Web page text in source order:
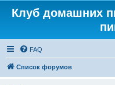
Клуб домашних
FAQ
Список форумов